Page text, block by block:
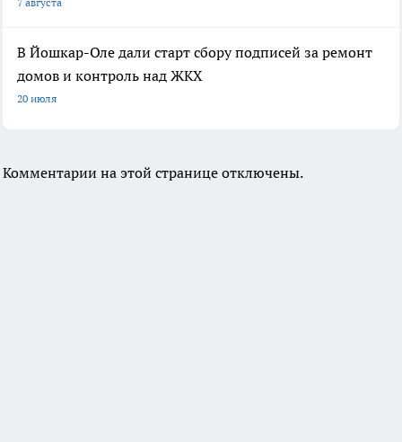
В Йошкар-Оле дали старт сбору подписей за ремонт
домов и контроль над ЖКХ
20 июля
Комментарии на этой странице отключены.